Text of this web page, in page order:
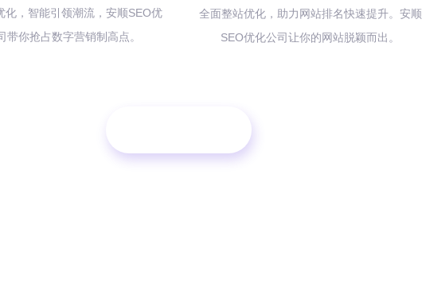
化，智能引领潮流，安顺SEO优
带你抢占数字营销制高点。
全面整站优化，助力网站排名快速提升。安顺
SEO优化公司让你的网站脱颖而出。